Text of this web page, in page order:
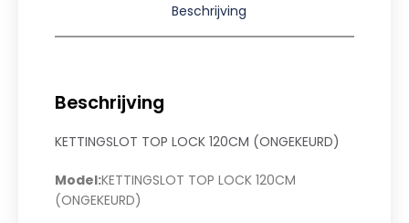
Beschrijving
Beschrijving
KETTINGSLOT TOP LOCK 120CM (ONGEKEURD)
Model:KETTINGSLOT TOP LOCK 120CM
(ONGEKEURD)